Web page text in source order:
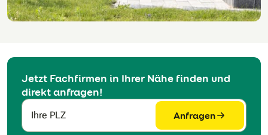
Jetzt Fachfirmen in Ihrer Nähe finden und
direkt anfragen!
Ihre PLZ Anfragen